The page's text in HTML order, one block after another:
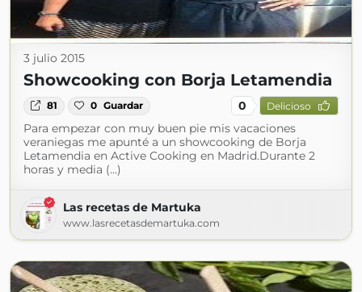
3 julio 2015
Showcooking con Borja Letamendia
81 0 Guardar 0 Delicioso
Para empezar con muy buen pie mis vacaciones
veraniegas me apunté a un showcooking de Borja
Letamendia en Active Cooking en Madrid.Durante 2
horas y media (...)
Las recetas de Martuka
www.lasrecetasdemartuka.com